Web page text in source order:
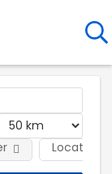
Location